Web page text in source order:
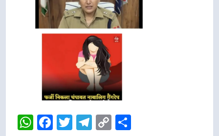
WhatsApp
Facebook
Twitter
Telegram
Copy